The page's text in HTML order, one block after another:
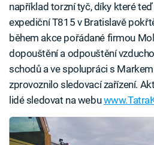
například torzní tyč, díky které
expediční T815 v Bratislavě
během akce pořádané firmou
dopouštění a odpouštění
schodů a ve spolupráci s
zprovoznilo sledovací zařízení.
lidé sledovat na webu